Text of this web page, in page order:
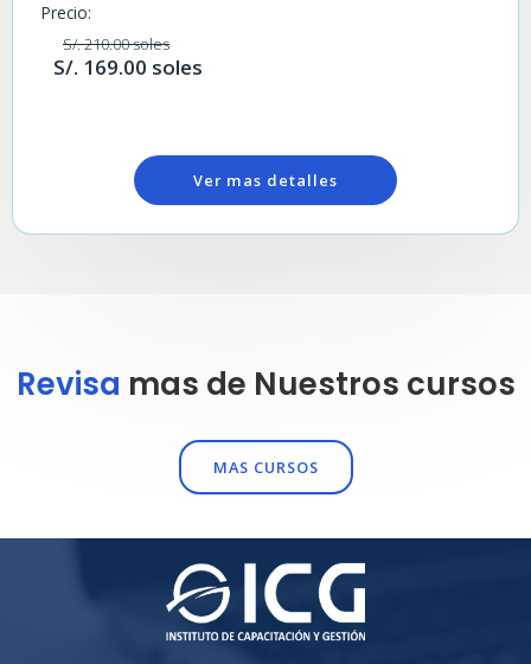
Precio:
S/. 210.00 soles
S/. 169.00 soles
Ver mas detalles
Revisa mas de Nuestros cursos
MAS CURSOS